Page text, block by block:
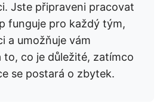
Jste připraveni pracovat
funguje pro každý tým,
a umožňuje vám
to, co je důležité, zatímco
se postará o zbytek.